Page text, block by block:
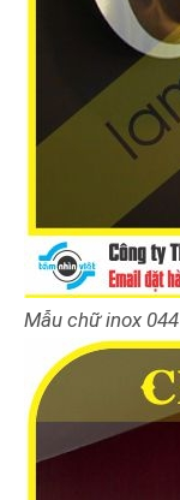
Mẫu chữ inox 044